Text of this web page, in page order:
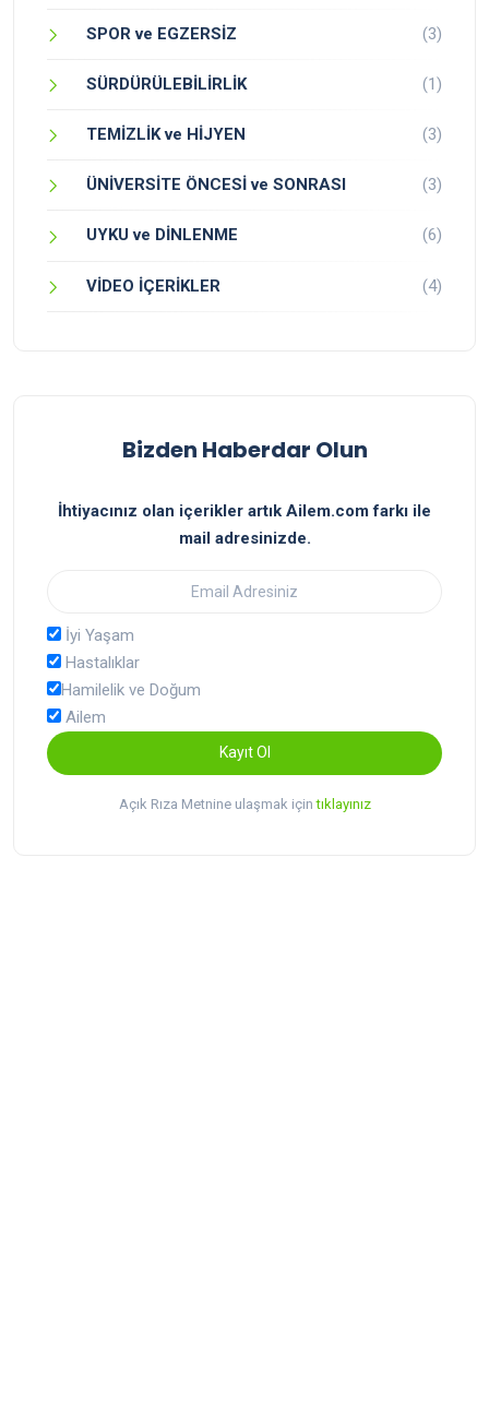
SPOR ve EGZERSİZ (3)
SÜRDÜRÜLEBİLİRLİK (1)
TEMİZLİK ve HİJYEN (3)
ÜNİVERSİTE ÖNCESİ ve SONRASI (3)
UYKU ve DİNLENME (6)
VİDEO İÇERİKLER (4)
Bizden Haberdar Olun
İhtiyacınız olan içerikler artık Ailem.com farkı ile
mail adresinizde.
İyi Yaşam
Hastalıklar
Hamilelik ve Doğum
Ailem
Kayıt Ol
Açık Rıza Metnine ulaşmak içintıklayınız